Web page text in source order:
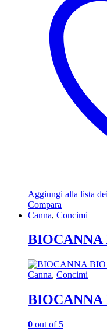
Aggiungi alla lista
Compara
Canna, Concimi
BIOCANNA
Canna, Concimi
BIOCANNA
0 out of 5